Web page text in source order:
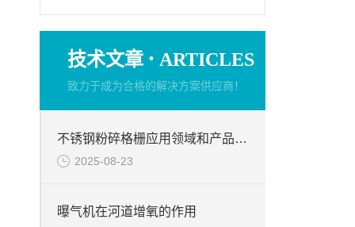
技术文章 · ARTICLES
致力于成为合格的解决方案供应商！
不锈钢粉碎格栅应用领域和产品特点等信息
2025-08-23
曝气机在河道增氧的作用